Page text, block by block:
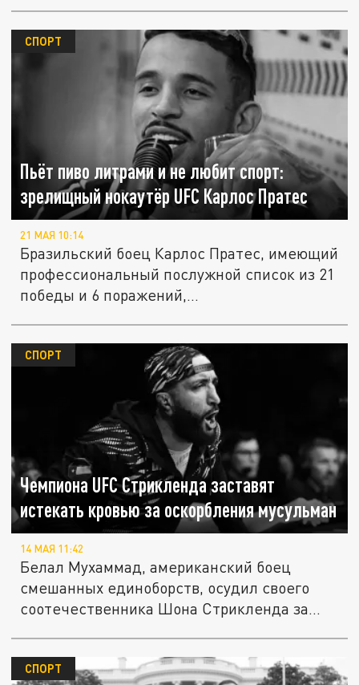
Пьёт пиво литрами и не любит спорт:
зрелищный нокаутёр UFC Карлос Пратес
СПОРТ
21 МАЯ 10:14
Бразильский боец Карлос Пратес, имеющий
профессиональный послужной список из 21
победы и 6 поражений,...
Чемпиона UFC Стрикленда заставят
истекать кровью за оскорбления мусульман
СПОРТ
14 МАЯ 11:42
Белал Мухаммад, американский боец
смешанных единоборств, осудил своего
соотечественника Шона Стрикленда за
СПОРТ